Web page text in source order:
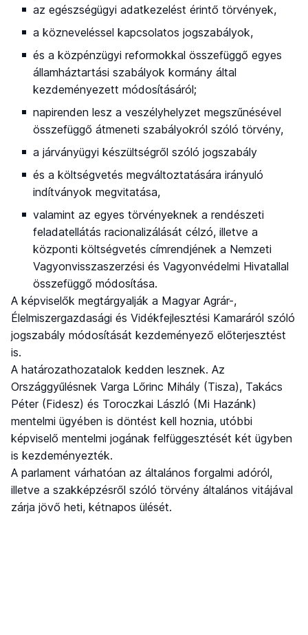
az egészségügyi adatkezelést érintő törvények,
a közneveléssel kapcsolatos jogszabályok,
és a közpénzügyi reformokkal összefüggő egyes
államháztartási szabályok kormány által
kezdeményezett módosításáról;
napirenden lesz a veszélyhelyzet megszűnésével
összefüggő átmeneti szabályokról szóló törvény,
a járványügyi készültségről szóló jogszabály
és a költségvetés megváltoztatására irányuló
indítványok megvitatása,
valamint az egyes törvényeknek a rendészeti
feladatellátás racionalizálását célzó, illetve a
központi költségvetés címrendjének a Nemzeti
Vagyonvisszaszerzési és Vagyonvédelmi Hivatallal
összefüggő módosítása.
A képviselők megtárgyalják a Magyar Agrár-,
Élelmiszergazdasági és Vidékfejlesztési Kamaráról szóló
jogszabály módosítását kezdeményező előterjesztést
is.
A határozathozatalok kedden lesznek. Az
Országgyűlésnek Varga Lőrinc Mihály (Tisza), Takács
Péter (Fidesz) és Toroczkai László (Mi Hazánk)
mentelmi ügyében is döntést kell hoznia, utóbbi
képviselő mentelmi jogának felfüggesztését két ügyben
is kezdeményezték.
A parlament várhatóan az általános forgalmi adóról,
illetve a szakképzésről szóló törvény általános vitájával
zárja jövő heti, kétnapos ülését.